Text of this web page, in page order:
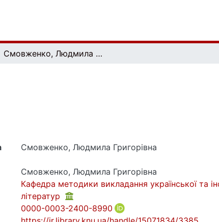
Смовженко, Людмила Григорівна
Смовженко, Людмила Григорівна
Смовженко, Людмила Григорівна
Кафедра методики викладання української та
літератур
0000-0003-2400-8990